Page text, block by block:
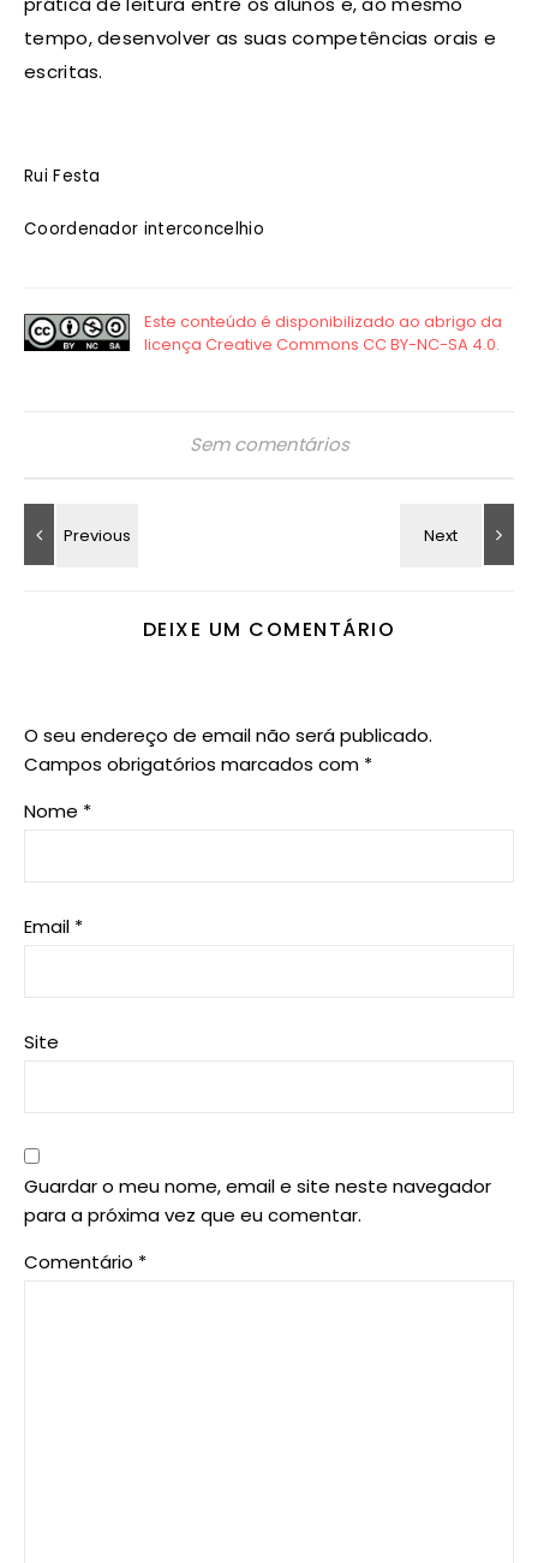
tempo, desenvolver as suas competências orais e
escritas.
Rui Festa
Coordenador interconcelhio
Sem comentários
DEIXE UM COMENTÁRIO
O seu endereço de email não será publicado.
Campos obrigatórios marcados com *
Nome *
Email *
Site
Guardar o meu nome, email e site neste navegador
para a próxima vez que eu comentar.
Comentário *